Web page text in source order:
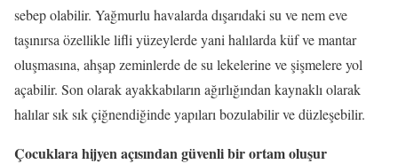
sebep olabilir. Yağmurlu havalarda dışarıdaki su ve nem eve
taşınırsa özellikle lifli yüzeylerde yani halılarda küf ve mantar
oluşmasına, ahşap zeminlerde de su lekelerine ve şişmelere yol
açabilir. Son olarak ayakkabıların ağırlığından kaynaklı olarak
halılar sık sık çiğnendiğinde yapıları bozulabilir ve düzleşebilir.
Çocuklara hijyen açısından güvenli bir ortam oluşur